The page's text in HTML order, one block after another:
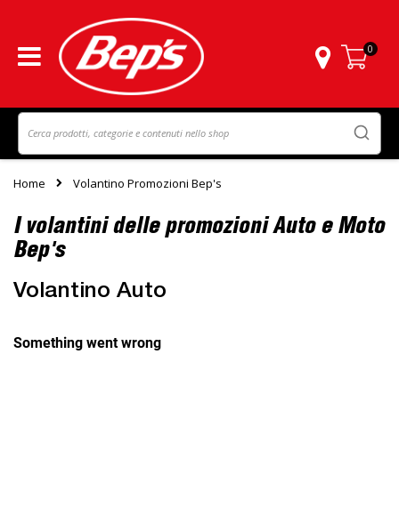
Carrello
0
Home Volantino Promozioni Bep's
I volantini delle promozioni Auto e Moto
Bep's
Volantino Auto